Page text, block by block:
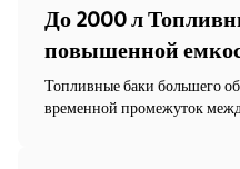
До 2000 л
повышенной
Топливные баки большего
временной промежуток